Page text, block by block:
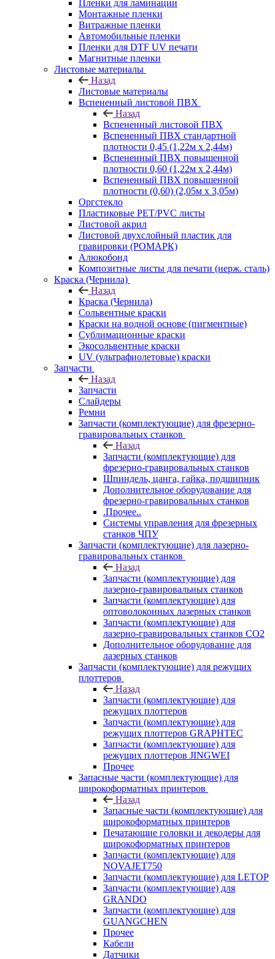
Пленки для ламинации
Монтажные пленки
Витражные пленки
Автомобильные пленки
Пленки для DTF UV печати
Магнитные пленки
Листовые материалы
Назад
Листовые материалы
Вспененный листовой ПВХ
Назад
Вспененный листовой ПВХ
Вспененный ПВХ стандартной
плотности 0,45 (1,22м х 2,44м)
Вспененный ПВХ повышенной
плотности 0,60 (1,22м х 2,44м)
Вспененный ПВХ повышенной
плотности (0,60) (2,05м х 3,05м)
Оргстекло
Пластиковые PET/PVC листы
Листовой акрил
Листовой двухслойный пластик для
гравировки (РОМАРК)
Алюкобонд
Композитные листы для печати (нерж. сталь)
Краска (Чернила)
Назад
Краска (Чернила)
Сольвентные краски
Краски на водной основе (пигментные)
Сублимационные краски
Экосольвентные краски
UV (ультрафиолетовые) краски
Запчасти
Назад
Запчасти
Слайдеры
Ремни
Запчасти (комплектующие) для фрезерно-
гравировальных станков
Назад
Запчасти (комплектующие) для
фрезерно-гравировальных станков
Шпиндель, цанга, гайка, подшипник
Дополнительное оборудование для
фрезерно-гравировальных станков
.Прочее..
Системы управления для фрезерных
станков ЧПУ
Запчасти (комплектующие) для лазерно-
гравировальных станков
Назад
Запчасти (комплектующие) для
лазерно-гравировальных станков
Запчасти (комплектующие) для
оптоволоконных лазерных станков
Запчасти (комплектующие) для
лазерно-гравировальных станков CO2
Дополнительное оборудование для
лазерных станков
Запчасти (комплектующие) для режущих
плоттеров
Назад
Запчасти (комплектующие) для
режущих плоттеров
Запчасти (комплектующие) для
режущих плоттеров GRAPHTEC
Запчасти (комплектующие) для
режущих плоттеров JINGWEI
Прочее
Запасные части (комплектующие) для
широкоформатных принтеров
Назад
Запасные части (комплектующие) для
широкоформатных принтеров
Печатающие головки и декодеры для
широкоформатных принтеров
Запчасти (комплектующие) для
NOVAJET750
Запчасти (комплектующие) для LETOP
Запчасти (комплектующие) для
GRANDO
Запчасти (комплектующие) для
GUANGCHEN
Прочее
Кабели
Датчики